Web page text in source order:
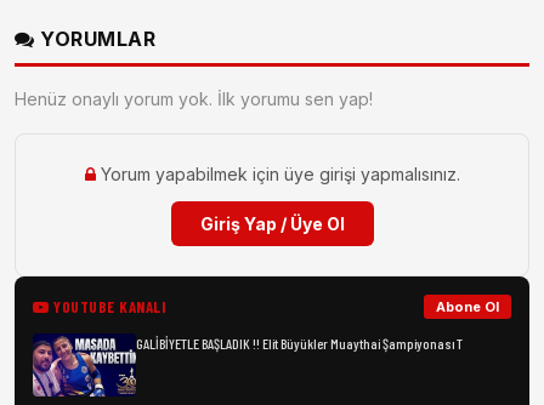
YORUMLAR
Henüz onaylı yorum yok. İlk yorumu sen yap!
Yorum yapabilmek için üye girişi yapmalısınız.
Giriş Yap / Üye Ol
YOUTUBE KANALI Abone Ol
GALİBİYETLE BAŞLADIK !! Elit Büyükler Muaythai Şampiyonası T